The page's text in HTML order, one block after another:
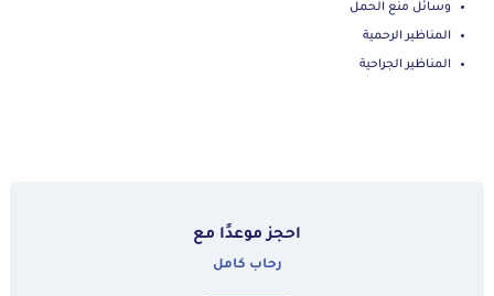
وسائل منع الحمل
المناظير الرحمية
المناظير الجراحية
احجز موعدًا مع
رحاب كامل